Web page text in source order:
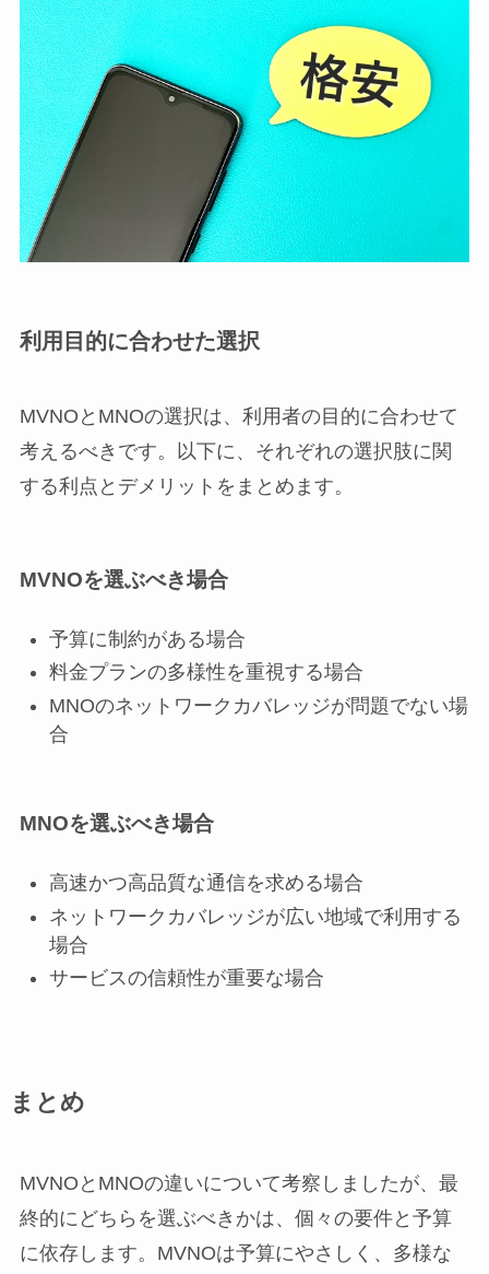
利用目的に合わせた選択
MVNOとMNOの選択は、利用者の目的に合わせて
考えるべきです。以下に、それぞれの選択肢に関
する利点とデメリットをまとめます。
MVNOを選ぶべき場合
予算に制約がある場合
料金プランの多様性を重視する場合
MNOのネットワークカバレッジが問題でない場
合
MNOを選ぶべき場合
高速かつ高品質な通信を求める場合
ネットワークカバレッジが広い地域で利用する
場合
サービスの信頼性が重要な場合
まとめ
MVNOとMNOの違いについて考察しましたが、最
終的にどちらを選ぶべきかは、個々の要件と予算
に依存します。MVNOは予算にやさしく、多様な